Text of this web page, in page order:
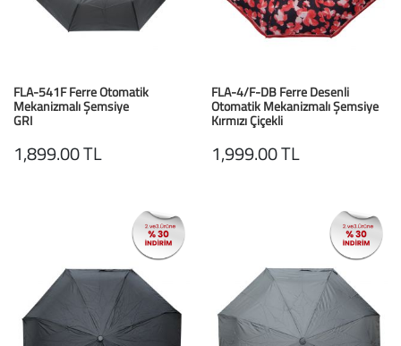
Baston
Koltuk Altı
Aksesuar ve
FLA-541F Ferre Otomatik
Mekanizmalı Şemsiye
GRI
1,899.00 TL
FLA-4/F-DB Ferre Desenli
Otomatik Mekanizmalı Şemsiye
Kırmızı Çiçekli
1,999.00 TL